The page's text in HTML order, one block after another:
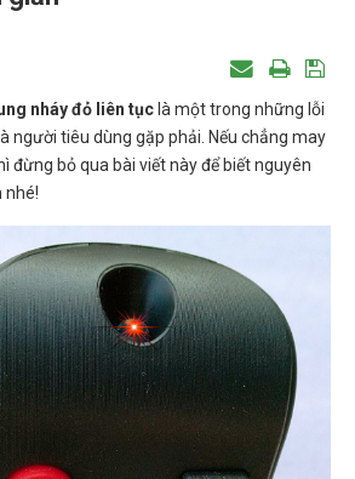
nháy đỏ liên tục là một trong những lỗi
người tiêu dùng gặp phải. Nếu chẳng may
đừng bỏ qua bài viết này để biết nguyên
nhé!